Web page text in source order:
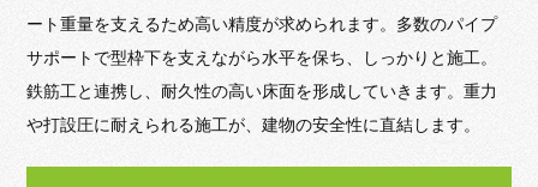
ート重量を支えるため高い精度が求められます。多数のパイプ
サポートで型枠下を支えながら水平を保ち、しっかりと施工。
鉄筋工と連携し、耐久性の高い床面を形成していきます。重力
や打設圧に耐えられる施工が、建物の安全性に直結します。